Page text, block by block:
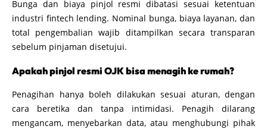
Bunga dan biaya pinjol resmi dibatasi sesuai ketentuan
industri fintech lending. Nominal bunga, biaya layanan, dan
total pengembalian wajib ditampilkan secara transparan
sebelum pinjaman disetujui.
Apakah pinjol resmi OJK bisa menagih ke rumah?
Penagihan hanya boleh dilakukan sesuai aturan, dengan
cara beretika dan tanpa intimidasi. Penagih dilarang
mengancam, menyebarkan data, atau menghubungi pihak